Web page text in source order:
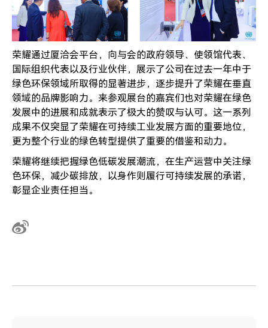
荣耀通过厦洽会平台，向与会的政府领导、使领馆代表、
国际组织代表以及行业伙伴，展示了公司在过去一年中于
绿色环保领域所取得的显著进步，逐步提升了荣耀在垂直
领域的品牌影响力。来参观展台的嘉宾们也对荣耀在绿色
发展中的进展和成就表示了极大的赞叹与认可。这一系列
成果不仅突显了荣耀在可持续工业发展方面的重要地位，
更为整个行业的绿色转型提供了重要的借鉴和动力。
荣耀将继续把握绿色低碳发展潮流，在生产运营中关注绿
色环保，减少碳排放，以身作则履行可持续发展的承诺，
彰显企业责任担当。